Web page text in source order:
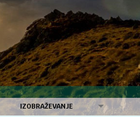
IZOBRAŽEVANJE